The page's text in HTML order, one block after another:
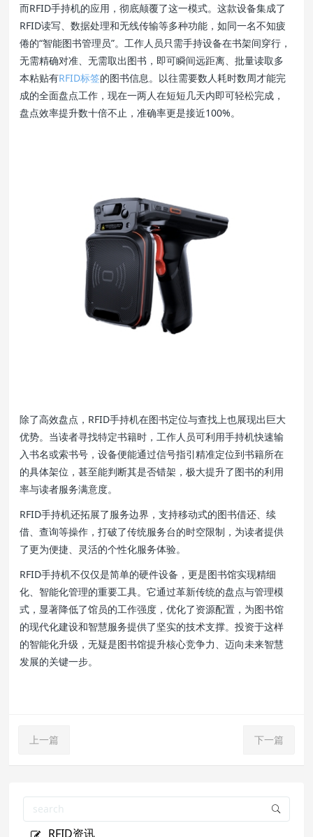
而RFID手持机的应用，彻底颠覆了这一模式。这款设备集成了
RFID读写、数据处理和无线传输等多种功能，如同一名不知疲
倦的“智能图书管理员”。工作人员只需手持设备在书架间穿行，
无需精确对准、无需取出图书，即可瞬间远距离、批量读取多
本粘贴有RFID标签的图书信息。以往需要数人耗时数周才能完
成的全面盘点工作，现在一两人在短短几天内即可轻松完成，
盘点效率提升数十倍不止，准确率更是接近100%。
除了高效盘点，RFID手持机在图书定位与查找上也展现出巨大
优势。当读者寻找特定书籍时，工作人员可利用手持机快速输
入书名或索书号，设备便能通过信号指引精准定位到书籍所在
的具体架位，甚至能判断其是否错架，极大提升了图书的利用
率与读者服务满意度。
RFID手持机还拓展了服务边界，支持移动式的图书借还、续
借、查询等操作，打破了传统服务台的时空限制，为读者提供
了更为便捷、灵活的个性化服务体验。
RFID手持机不仅仅是简单的硬件设备，更是图书馆实现精细
化、智能化管理的重要工具。它通过革新传统的盘点与管理模
式，显著降低了馆员的工作强度，优化了资源配置，为图书馆
的现代化建设和智慧服务提供了坚实的技术支撑。投资于这样
的智能化升级，无疑是图书馆提升核心竞争力、迈向未来智慧
发展的关键一步。
上一篇 下一篇
RFID资讯